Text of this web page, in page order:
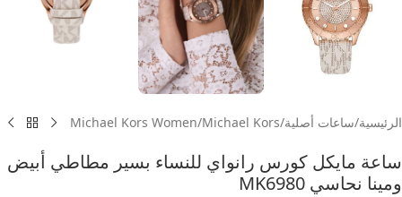
الرئيسية/ساعات أصلية/
Michael Kors
/
Michael Kors Women
ساعة مايكل كورس رانواي للنساء بسير مطاطي أبيض
ومينا نحاسي MK6980